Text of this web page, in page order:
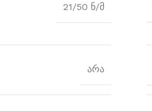
/ საპრიალებელი
21/50 ნ/მ
არა